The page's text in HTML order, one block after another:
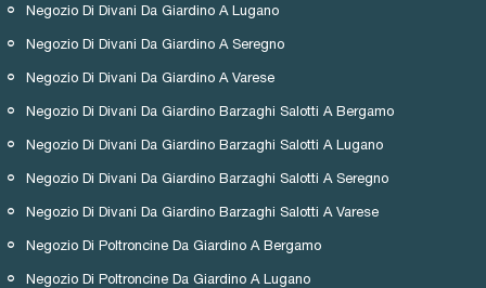
Negozio Di Divani Da Giardino A Lugano
Negozio Di Divani Da Giardino A Seregno
Negozio Di Divani Da Giardino A Varese
Negozio Di Divani Da Giardino Barzaghi Salotti A Bergamo
Negozio Di Divani Da Giardino Barzaghi Salotti A Lugano
Negozio Di Divani Da Giardino Barzaghi Salotti A Seregno
Negozio Di Divani Da Giardino Barzaghi Salotti A Varese
Negozio Di Poltroncine Da Giardino A Bergamo
Negozio Di Poltroncine Da Giardino A Lugano